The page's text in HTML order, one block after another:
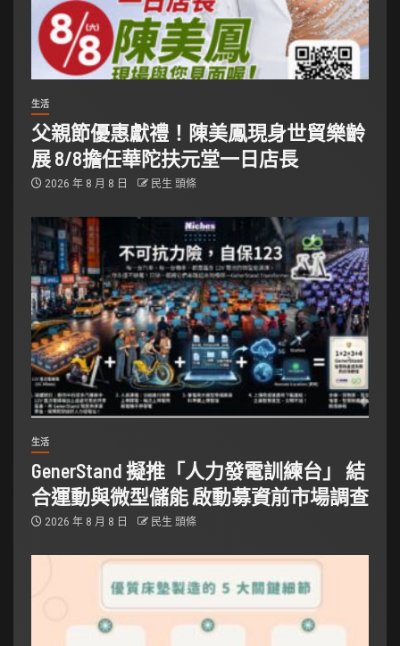
生活
父親節優惠獻禮！陳美鳳現身世貿樂齡
展 8/8擔任華陀扶元堂一日店長
2026 年 8 月 8 日 民生 頭條
生活
GenerStand 擬推「人力發電訓練台」 結
合運動與微型儲能 啟動募資前市場調查
2026 年 8 月 8 日 民生 頭條